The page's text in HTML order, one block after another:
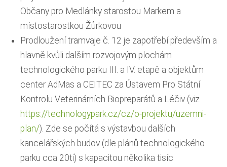
Občany pro Medlánky starostou Markem a
místostarostkou Žůrkovou
Prodloužení tramvaje č. 12 je zapotřebí především a
hlavně kvůli dalším rozvojovým plochám
technologického parku III. a IV. etapě a objektům
center AdMas a CEITEC za Ústavem Pro Státní
Kontrolu Veterinárních Biopreparátů a Léčiv (viz
https://technologypark.cz/cz/o-projektu/uzemni-
plan/). Zde se počítá s výstavbou dalších
kancelářských budov (dle plánů technologického
parku cca 20ti) s kapacitou několika tisíc